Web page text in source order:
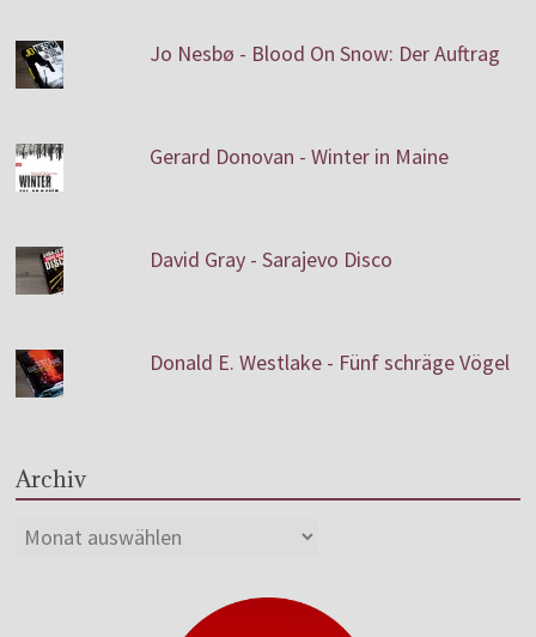
Jo Nesbø - Blood On Snow: Der Auftrag
Gerard Donovan - Winter in Maine
David Gray - Sarajevo Disco
Donald E. Westlake - Fünf schräge Vögel
Archiv